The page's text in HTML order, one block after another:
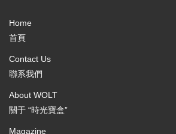
Home
首頁
Contact Us
聯系我們
About WOLT
關于 “時光寶盒”
Magazine